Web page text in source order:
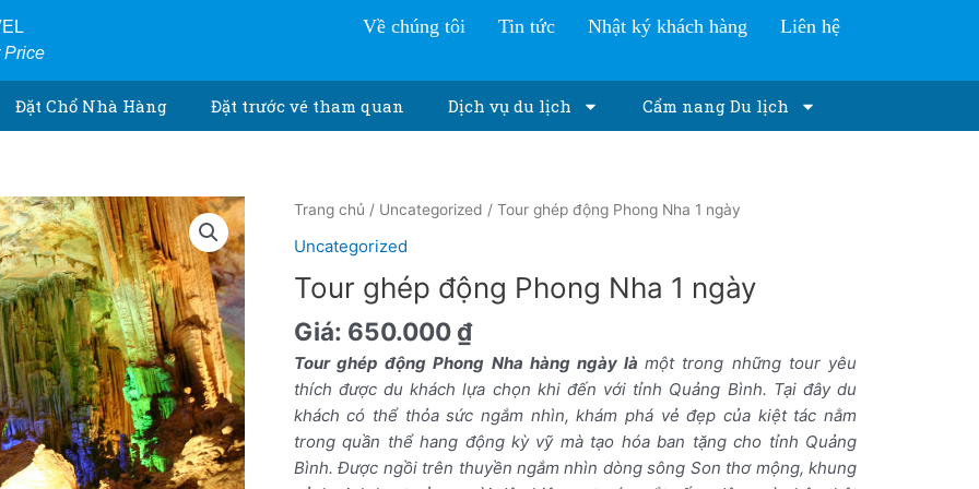
Price
Về chúng tôi Tin tức Nhật ký khách hàng Liên hệ
Đặt Chổ Nhà Hàng Đặt trước vé tham quan Dịch vụ du lịch Cẩm nang Du lịch
Trang chủ / Uncategorized / Tour ghép động Phong Nha 1 ngày
Uncategorized
Tour ghép động Phong Nha 1 ngày
Giá: 650.000 ₫
Tour ghép động Phong Nha hàng ngày làmột trong những tour yêu
thích được du khách lựa chọn khi đến với tỉnh Quảng Bình. Tại đây du
khách có thể thỏa sức ngắm nhìn, khám phá vẻ đẹp của kiệt tác nằm
trong quần thể hang động kỳ vỹ mà tạo hóa ban tặng cho tỉnh Quảng
Bình. Được ngồi trên thuyền ngắm nhìn dòng sông Son thơ mộng, khung
Tour
Phong
1
ngày
số
lượng